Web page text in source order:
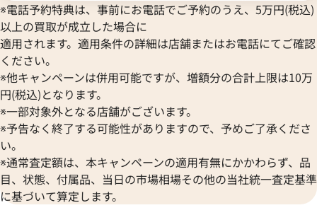
※電話予約特典は、事前にお電話でご予約のうえ、5万円(税込)
以上の買取が成立した場合に
適用されます。適用条件の詳細は店舗またはお電話にてご確認
ください。
※他キャンペーンは併用可能ですが、増額分の合計上限は10万
円(税込)となります。
※一部対象外となる店舗がございます。
※予告なく終了する可能性がありますので、予めご了承くださ
い。
※通常査定額は、本キャンペーンの適用有無にかかわらず、品
目、状態、付属品、当日の市場相場その他の当社統一査定基準
に基づいて算定します。